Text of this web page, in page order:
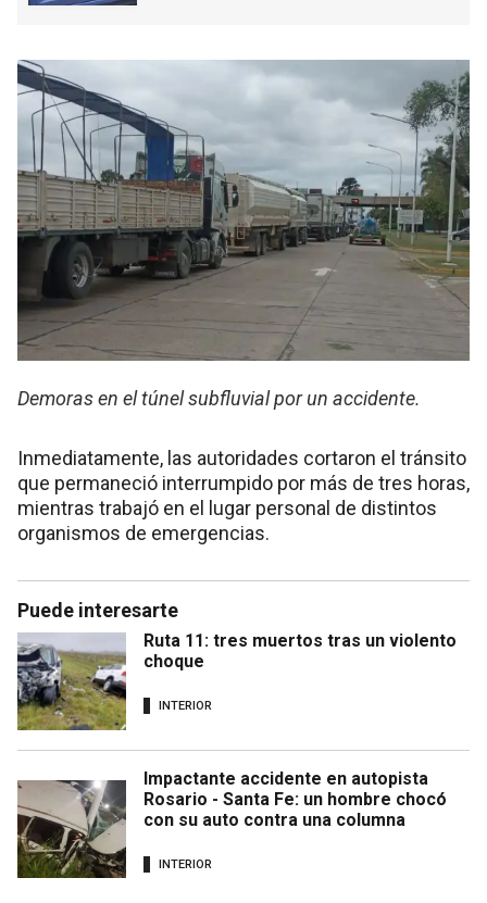
Demoras en el túnel subfluvial por un accidente.
Inmediatamente, las autoridades cortaron el tránsito
que permaneció interrumpido por más de tres horas,
mientras trabajó en el lugar personal de distintos
organismos de emergencias.
Puede interesarte
Ruta 11: tres muertos tras un violento
choque
INTERIOR
Impactante accidente en autopista
Rosario - Santa Fe: un hombre chocó
con su auto contra una columna
INTERIOR